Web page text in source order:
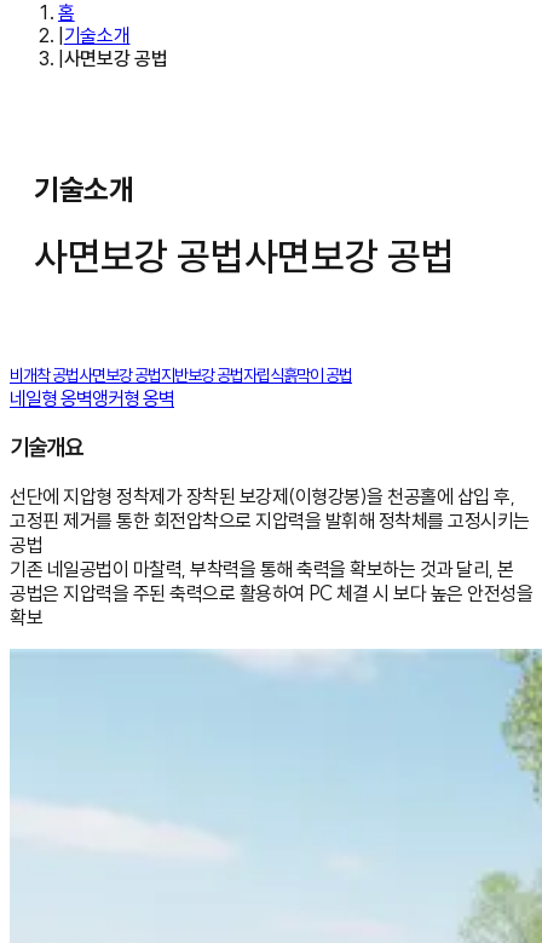
홈
기술소개
사면보강 공법
기술소개
사면보강 공법사면보강 공법
비개착 공법사면보강 공법지반보강 공법자립식흙막이 공법
네일형 옹벽앵커형 옹벽
기술개요
선단에 지압형 정착제가 장착된 보강제(이형강봉)을 천공홀에 삽입 후,
고정핀 제거를 통한 회전압착으로 지압력을 발휘해 정착체를 고정시키는
공법
기존 네일공법이 마찰력, 부착력을 통해 축력을 확보하는 것과 달리, 본
공법은 지압력을 주된 축력으로 활용하여 PC 체결 시 보다 높은 안전성을
확보